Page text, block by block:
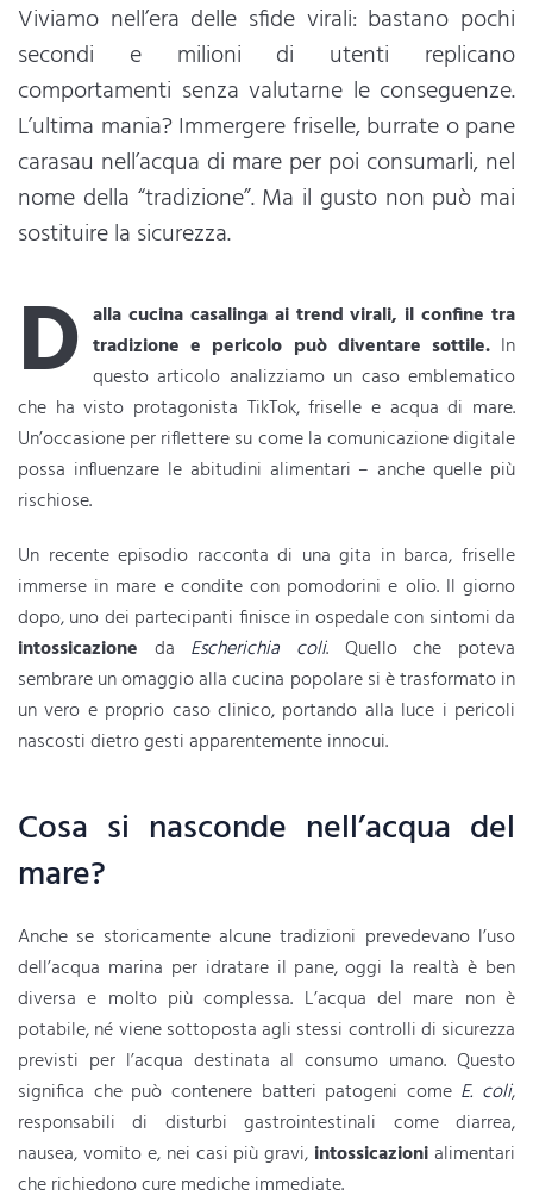
Viviamo nell’era delle sfide virali: bastano pochi
secondi e milioni di utenti replicano
comportamenti senza valutarne le conseguenze.
L’ultima mania? Immergere friselle, burrate o pane
carasau nell’acqua di mare per poi consumarli, nel
nome della “tradizione”. Ma il gusto non può mai
sostituire la sicurezza.
D alla cucina casalinga ai trend virali, il confine tra
tradizione e pericolo può diventare sottile.In
questo articolo analizziamo un caso emblematico
che ha visto protagonista TikTok, friselle e acqua di mare.
Un’occasione per riflettere su come la comunicazione digitale
possa influenzare le abitudini alimentari – anche quelle più
rischiose.
Un recente episodio racconta di una gita in barca, friselle
immerse in mare e condite con pomodorini e olio. Il giorno
dopo, uno dei partecipanti finisce in ospedale con sintomi da
intossicazione da Escherichia coli. Quello che poteva
sembrare un omaggio alla cucina popolare si è trasformato in
un vero e proprio caso clinico, portando alla luce i pericoli
nascosti dietro gesti apparentemente innocui.
Cosa si nasconde nell’acqua del
mare?
Anche se storicamente alcune tradizioni prevedevano l’uso
dell’acqua marina per idratare il pane, oggi la realtà è ben
diversa e molto più complessa. L’acqua del mare non è
potabile, né viene sottoposta agli stessi controlli di sicurezza
previsti per l’acqua destinata al consumo umano. Questo
significa che può contenere batteri patogeni come E. coli,
responsabili di disturbi gastrointestinali come diarrea,
nausea, vomito e, nei casi più gravi, intossicazionialimentari
che richiedono cure mediche immediate.